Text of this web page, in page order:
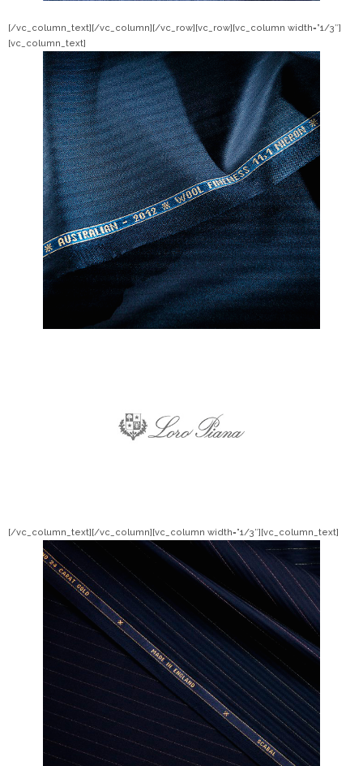
[/vc_column_text][/vc_column][/vc_row][vc_row][vc_column width=”1/3″]
[vc_column_text]
[/vc_column_text][/vc_column][vc_column width=”1/3″][vc_column_text]